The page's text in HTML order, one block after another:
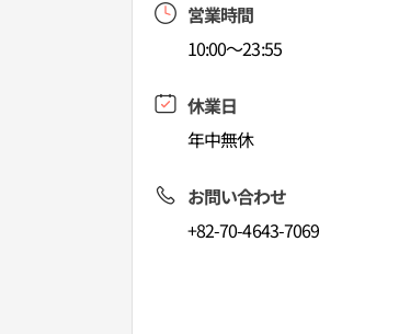
営業時間
10:00～23:55
休業日
年中無休
お問い合わせ
+82-70-4643-7069